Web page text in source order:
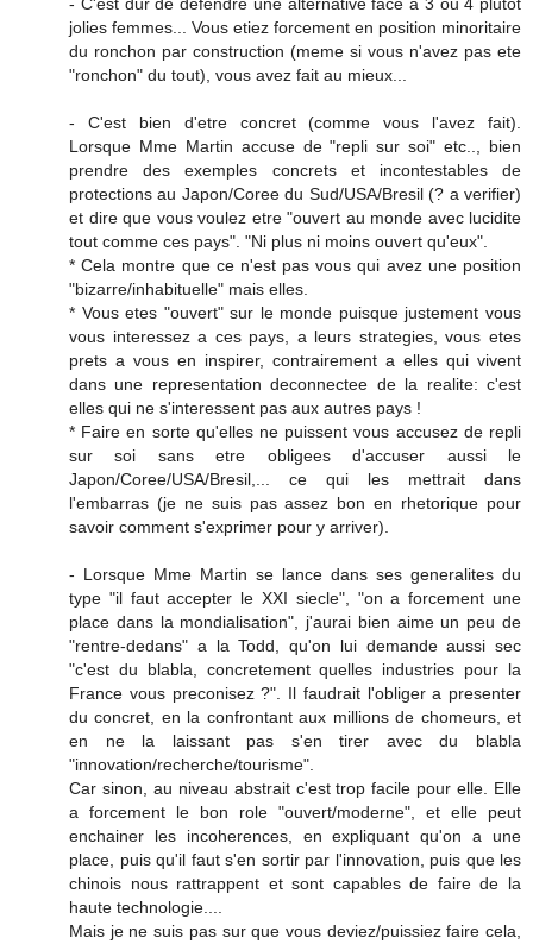
jolies femmes... Vous etiez forcement en position minoritaire
du ronchon par construction (meme si vous n'avez pas ete
"ronchon" du tout), vous avez fait au mieux...
- C'est bien d'etre concret (comme vous l'avez fait).
Lorsque Mme Martin accuse de "repli sur soi" etc.., bien
prendre des exemples concrets et incontestables de
protections au Japon/Coree du Sud/USA/Bresil (? a verifier)
et dire que vous voulez etre "ouvert au monde avec lucidite
tout comme ces pays". "Ni plus ni moins ouvert qu'eux".
* Cela montre que ce n'est pas vous qui avez une position
"bizarre/inhabituelle" mais elles.
* Vous etes "ouvert" sur le monde puisque justement vous
vous interessez a ces pays, a leurs strategies, vous etes
prets a vous en inspirer, contrairement a elles qui vivent
dans une representation deconnectee de la realite: c'est
elles qui ne s'interessent pas aux autres pays !
* Faire en sorte qu'elles ne puissent vous accusez de repli
sur soi sans etre obligees d'accuser aussi le
Japon/Coree/USA/Bresil,... ce qui les mettrait dans
l'embarras (je ne suis pas assez bon en rhetorique pour
savoir comment s'exprimer pour y arriver).
- Lorsque Mme Martin se lance dans ses generalites du
type "il faut accepter le XXI siecle", "on a forcement une
place dans la mondialisation", j'aurai bien aime un peu de
"rentre-dedans" a la Todd, qu'on lui demande aussi sec
"c'est du blabla, concretement quelles industries pour la
France vous preconisez ?". Il faudrait l'obliger a presenter
du concret, en la confrontant aux millions de chomeurs, et
en ne la laissant pas s'en tirer avec du blabla
"innovation/recherche/tourisme".
Car sinon, au niveau abstrait c'est trop facile pour elle. Elle
a forcement le bon role "ouvert/moderne", et elle peut
enchainer les incoherences, en expliquant qu'on a une
place, puis qu'il faut s'en sortir par l'innovation, puis que les
chinois nous rattrappent et sont capables de faire de la
haute technologie....
Mais je ne suis pas sur que vous deviez/puissiez faire cela,